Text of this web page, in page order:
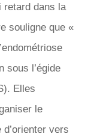
retard dans la
souligne que «
sous l’égide
Elles
le
vers